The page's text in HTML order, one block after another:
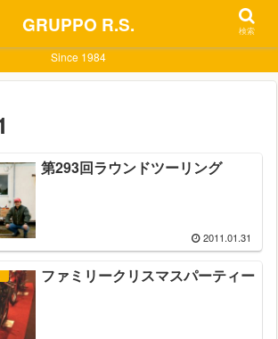
Since 1984
第293回ラウンドツーリング
2011.01.31
ファミリークリスマスパーティー
GRUPPO R.S. 検索